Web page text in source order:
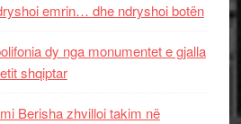
emrin… dhe ndryshoi botën
dy nga monumentet e gjalla
shqiptar
Berisha zhvilloi takim në